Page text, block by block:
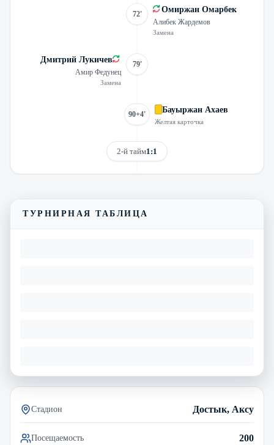
72' Омиржан Омарбек
Алибек Жардемов
Замена
Дмитрий Лукичев
Амир Федунец
Замена
79'
90+4' Бауыржан Ахаев
Желтая карточка
2-й тайм1:1
ТУРНИРНАЯ ТАБЛИЦА
Стадион Достык, Аксу
Посещаемость 200